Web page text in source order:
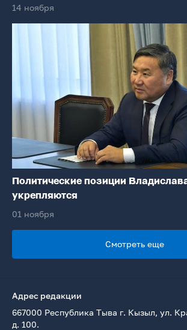
14 ноября
Политические позиции
укрепляются
01 ноября
Смотреть еще
Адрес редакции
667000 Республика Тыва г. Кызыл, ул.
д. 100.